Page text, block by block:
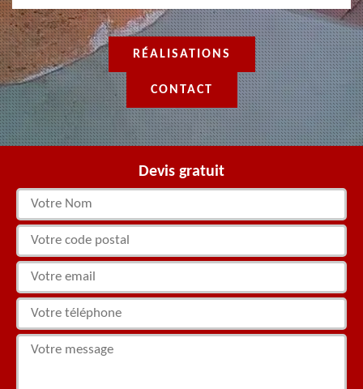
RÉALISATIONS
CONTACT
Devis gratuit